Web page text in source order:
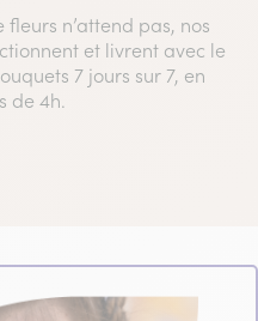
fleurs n’attend pas, nos
et livrent avec le
7 jours sur 7, en
de 4h.